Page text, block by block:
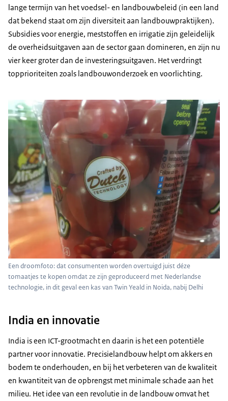
lange termijn van het voedsel- en landbouwbeleid (in een land
dat bekend staat om zijn diversiteit aan landbouwpraktijken).
Subsidies voor energie, meststoffen en irrigatie zijn geleidelijk
de overheidsuitgaven aan de sector gaan domineren, en zijn nu
vier keer groter dan de investeringsuitgaven. Het verdringt
topprioriteiten zoals landbouwonderzoek en voorlichting.
Een droomfoto: dat consumenten worden overtuigd juist déze
tomaatjes te kopen omdat ze zijn geproduceerd met Nederlandse
technologie, in dit geval een kas van Twin Yeald in Noida, nabij Delhi
India en innovatie
India is een ICT-grootmacht en daarin is het een potentiële
partner voor innovatie. Precisielandbouw helpt om akkers en
bodem te onderhouden, en bij het verbeteren van de kwaliteit
en kwantiteit van de opbrengst met minimale schade aan het
milieu. Het idee van een revolutie in de landbouw omvat het